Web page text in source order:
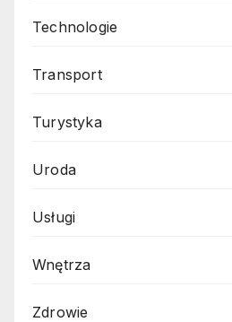
Technologie
Transport
Turystyka
Uroda
Usługi
Wnętrza
Zdrowie